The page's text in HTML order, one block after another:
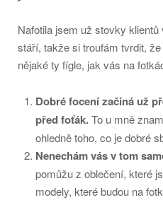
Nafotila jsem už stovky
stáří, takže si troufám tvrdit,
nějaké ty fígle, jak vás na
Dobré focení začíná už
před foťák.To u mně
ohledně toho, co je dobré
Nenechám vás v tom
pomůžu z oblečení, které
modely, které budou na